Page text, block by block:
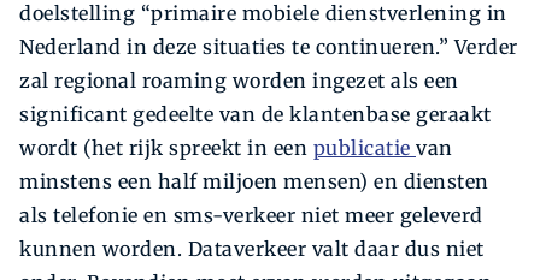
doelstelling “primaire mobiele dienstverlening in
Nederland in deze situaties te continueren.” Verder
zal regional roaming worden ingezet als een
significant gedeelte van de klantenbase geraakt
wordt (het rijk spreekt in een publicatie van
minstens een half miljoen mensen) en diensten
als telefonie en sms-verkeer niet meer geleverd
kunnen worden. Dataverkeer valt daar dus niet